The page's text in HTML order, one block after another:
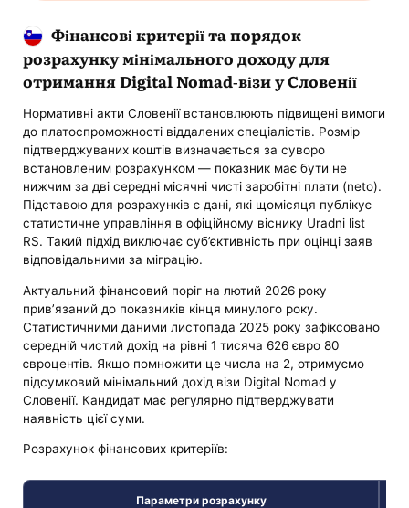
Фінансові критерії та порядок
розрахунку мінімального доходу для
отримання Digital Nomad-візи у Словенії
Нормативні акти Словенії встановлюють підвищені вимоги
до платоспроможності віддалених спеціалістів. Розмір
підтверджуваних коштів визначається за суворо
встановленим розрахунком — показник має бути не
нижчим за дві середні місячні чисті заробітні плати (neto).
Підставою для розрахунків є дані, які щомісяця публікує
статистичне управління в офіційному віснику Uradni list
RS. Такий підхід виключає суб’єктивність при оцінці заяв
відповідальними за міграцію.
Актуальний фінансовий поріг на лютий 2026 року
прив’язаний до показників кінця минулого року.
Статистичними даними листопада 2025 року зафіксовано
середній чистий дохід на рівні 1 тисяча 626 євро 80
євроцентів. Якщо помножити це числа на 2, отримуємо
підсумковий мінімальний дохід візи Digital Nomad у
Словенії. Кандидат має регулярно підтверджувати
наявність цієї суми.
Розрахунок фінансових критеріїв:
Параметри розрахунку